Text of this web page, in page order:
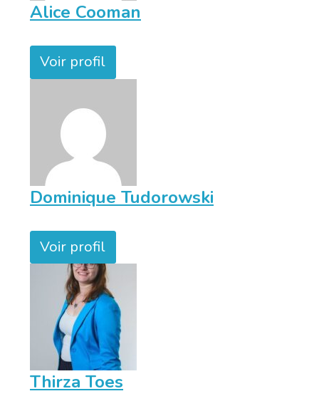
Alice Cooman
Voir profil
Dominique Tudorowski
Voir profil
Thirza Toes